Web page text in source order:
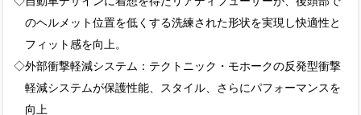
のヘルメット位置を低くする洗練された形状を実現し快適性と
フィット感を向上。
◇外部衝撃軽減システム：テクトニック・モホークの反発型衝撃
軽減システムが保護性能、スタイル、さらにパフォーマンスを
向上